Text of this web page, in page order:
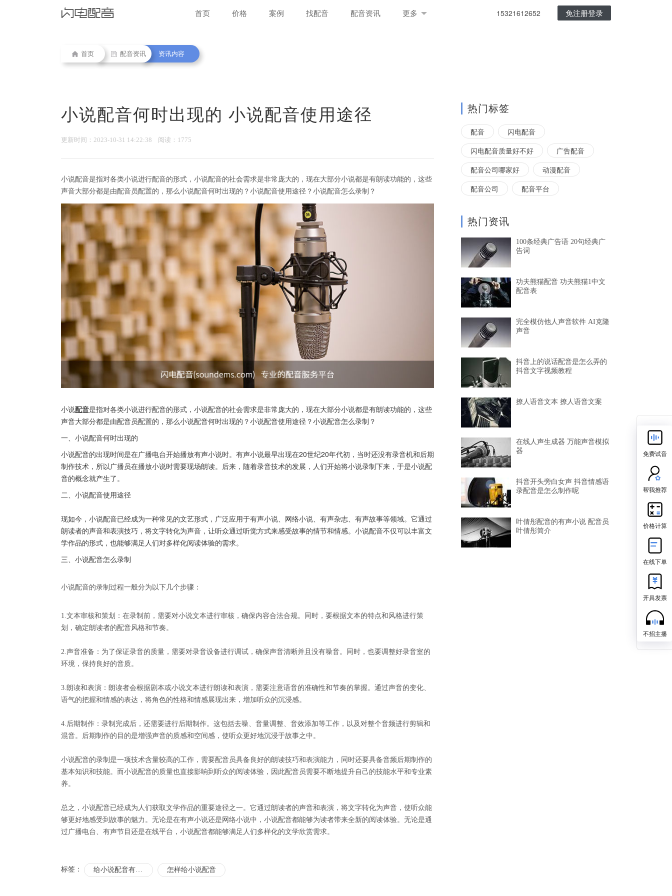
首页 价格 案例 找配音 配音资讯 更多 15321612652 免注册登录
首页 配音资讯 资讯内容
小说配音何时出现的 小说配音使用途径
更新时间：2023-10-31 14:22:38 阅读：1775
小说配音是指对各类小说进行配音的形式，小说配音的社会需求是非常庞大的，现在大部分小说都是有朗读功能的，这些
声音大部分都是由配音员配置的，那么小说配音何时出现的？小说配音使用途径？小说配音怎么录制？
小说配音是指对各类小说进行配音的形式，小说配音的社会需求是非常庞大的，现在大部分小说都是有朗读功能的，这些
声音大部分都是由配音员配置的，那么小说配音何时出现的？小说配音使用途径？小说配音怎么录制？
一、小说配音何时出现的
小说配音的出现时间是在广播电台开始播放有声小说时。有声小说最早出现在20世纪20年代初，当时还没有录音机和后期
制作技术，所以广播员在播放小说时需要现场朗读。后来，随着录音技术的发展，人们开始将小说录制下来，于是小说配
音的概念就产生了。
二、小说配音使用途径
现如今，小说配音已经成为一种常见的文艺形式，广泛应用于有声小说、网络小说、有声杂志、有声故事等领域。它通过
朗读者的声音和表演技巧，将文字转化为声音，让听众通过听觉方式来感受故事的情节和情感。小说配音不仅可以丰富文
学作品的形式，也能够满足人们对多样化阅读体验的需求。
三、小说配音怎么录制
小说配音的录制过程一般分为以下几个步骤：
1.文本审核和策划：在录制前，需要对小说文本进行审核，确保内容合法合规。同时，要根据文本的特点和风格进行策
划，确定朗读者的配音风格和节奏。
2.声音准备：为了保证录音的质量，需要对录音设备进行调试，确保声音清晰并且没有噪音。同时，也要调整好录音室的
环境，保持良好的音质。
3.朗读和表演：朗读者会根据剧本或小说文本进行朗读和表演，需要注意语音的准确性和节奏的掌握。通过声音的变化、
语气的把握和情感的表达，将角色的性格和情感展现出来，增加听众的沉浸感。
4.后期制作：录制完成后，还需要进行后期制作。这包括去噪、音量调整、音效添加等工作，以及对整个音频进行剪辑和
混音。后期制作的目的是增强声音的质感和空间感，使听众更好地沉浸于故事之中。
小说配音的录制是一项技术含量较高的工作，需要配音员具备良好的朗读技巧和表演能力，同时还要具备音频后期制作的
基本知识和技能。而小说配音的质量也直接影响到听众的阅读体验，因此配音员需要不断地提升自己的技能水平和专业素
养。
总之，小说配音已经成为人们获取文学作品的重要途径之一。它通过朗读者的声音和表演，将文字转化为声音，使听众能
够更好地感受到故事的魅力。无论是在有声小说还是网络小说中，小说配音都能够为读者带来全新的阅读体验。无论是通
过广播电台、有声节目还是在线平台，小说配音都能够满足人们多样化的文学欣赏需求。
标签： 怎样给小说配音
热门标签
配音
闪电配音
闪电配音质量好不好
广告配音
配音公司哪家好
动漫配音
配音公司
配音平台
热门资讯
100条经典广告语 20句经典广
告词
功夫熊猫配音 功夫熊猫1中文
配音表
完全模仿他人声音软件 AI克隆
声音
抖音上的说话配音是怎么弄的
抖音文字视频教程
撩人语音文本 撩人语音文案
在线人声生成器 万能声音模拟
器
抖音开头旁白女声 抖音情感语
录配音是怎么制作呢
叶倩彤配音的有声小说 配音员
叶倩彤简介
免费试音
帮我推荐
价格计算
在线下单
开具发票
不招主播